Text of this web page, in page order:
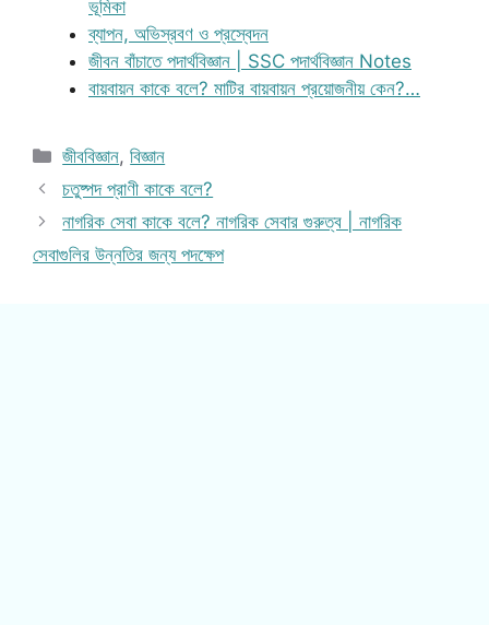
ভূমিকা
ব্যাপন, অভিস্রবণ ও প্রস্বেদন
জীবন বাঁচাতে পদার্থবিজ্ঞান | SSC পদার্থবিজ্ঞান Notes
বায়বায়ন কাকে বলে? মাটির বায়বায়ন প্রয়োজনীয় কেন?…
Categories
জীববিজ্ঞান,বিজ্ঞান
চতুষ্পদ প্রাণী কাকে বলে?
নাগরিক সেবা কাকে বলে? নাগরিক সেবার গুরুত্ব | নাগরিক
সেবাগুলির উন্নতির জন্য পদক্ষেপ